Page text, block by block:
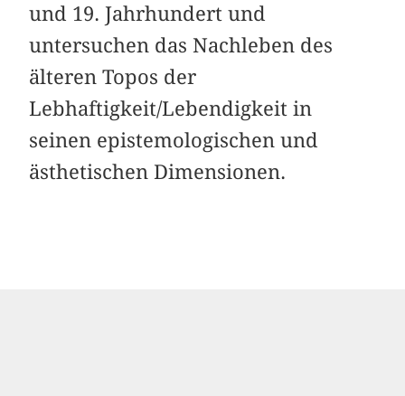
und 19. Jahrhundert und
untersuchen das Nachleben des
älteren Topos der
Lebhaftigkeit/Lebendigkeit in
seinen epistemologischen und
ästhetischen Dimensionen.